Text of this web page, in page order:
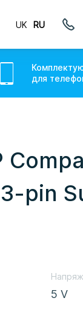
UK RU
для
pin
5 V